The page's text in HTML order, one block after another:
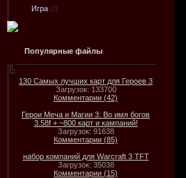
Игра [2]
Популярные файлы
130 Самых лучших карт для Героев 3
Загрузок: 133700
Комментарии (42)
Герои Меча и Магии 3: Во имя богов
3.58f + ~800 карт и кампаний!
Загрузок: 91638
Комментарии (85)
набор компаний для Warcraft 3 TFT
Загрузок: 35038
Комментарии (15)